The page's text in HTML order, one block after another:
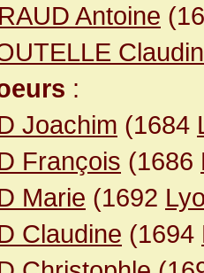
Antoine
:
Joachim (1684
François (1686
Marie (1692
Claudine (1694